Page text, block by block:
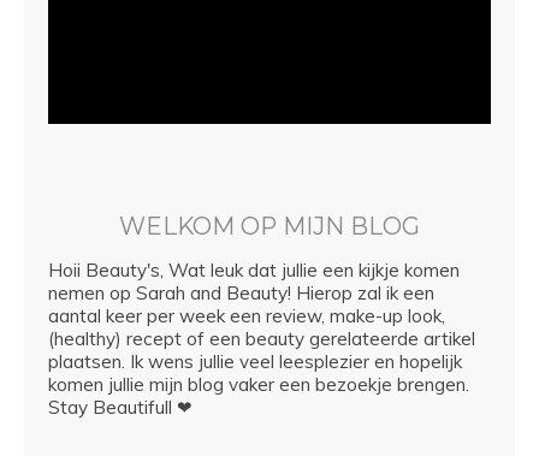
WELKOM OP MIJN BLOG
Hoii Beauty's, Wat leuk dat jullie een kijkje komen
nemen op Sarah and Beauty! Hierop zal ik een
aantal keer per week een review, make-up look,
(healthy) recept of een beauty gerelateerde artikel
plaatsen. Ik wens jullie veel leesplezier en hopelijk
komen jullie mijn blog vaker een bezoekje brengen.
Stay Beautifull ❤